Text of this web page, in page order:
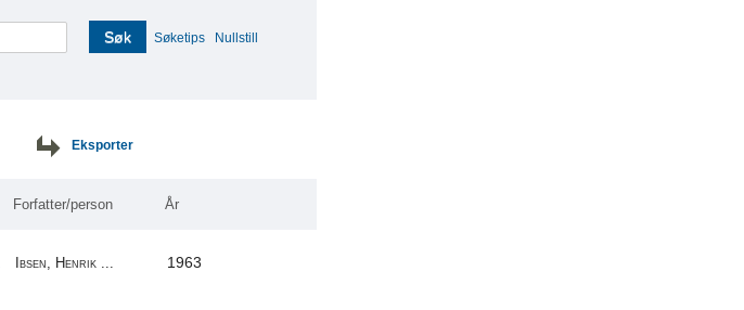
Søk Søketips Nullstill
Eksporter
Forfatter/person År
Ibsen, Henrik ... 1963